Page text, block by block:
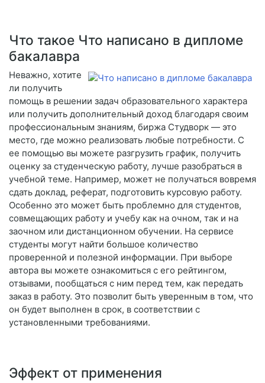
Что такое Что написано в дипломе
бакалавра
Неважно, хотите
ли получить
помощь в решении задач образовательного характера
или получить дополнительный доход благодаря своим
профессиональным знаниям, биржа Студворк — это
место, где можно реализовать любые потребности. С
ее помощью вы можете разгрузить график, получить
оценку за студенческую работу, лучше разобраться в
учебной теме. Например, может не получаться вовремя
сдать доклад, реферат, подготовить курсовую работу.
Особенно это может быть проблемно для студентов,
совмещающих работу и учебу как на очном, так и на
заочном или дистанционном обучении. На сервисе
студенты могут найти большое количество
проверенной и полезной информации. При выборе
автора вы можете ознакомиться с его рейтингом,
отзывами, пообщаться с ним перед тем, как передать
заказ в работу. Это позволит быть уверенным в том, что
он будет выполнен в срок, в соответствии с
установленными требованиями.
Эффект от применения